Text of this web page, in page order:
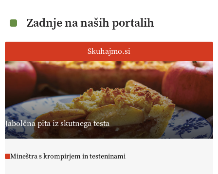
Zadnje na naših portalih
Skuhajmo.si
Jabolčna pita iz skutnega testa
Mineštra s krompirjem in testeninami